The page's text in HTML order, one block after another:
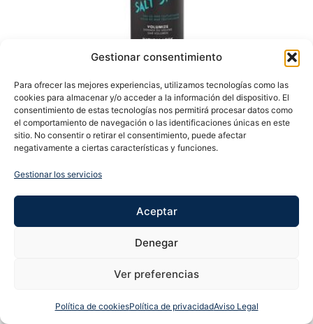
Gestionar consentimiento
Para ofrecer las mejores experiencias, utilizamos tecnologías como las
cookies para almacenar y/o acceder a la información del dispositivo. El
consentimiento de estas tecnologías nos permitirá procesar datos como
el comportamiento de navegación o las identificaciones únicas en este
sitio. No consentir o retirar el consentimiento, puede afectar
negativamente a ciertas características y funciones.
Gestionar los servicios
Aceptar
Denegar
Ver preferencias
Política de cookiesPolítica de privacidadAviso Legal
LEVEL3 SPRAY SALT TEXTURIZING 250ml
15,20€